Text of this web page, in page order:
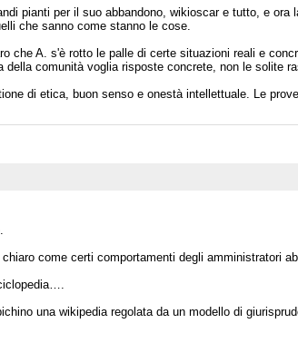
pianti per il suo abbandono, wikioscar e tutto, e
che sanno come stanno le cose.
che A. s'è rotto le palle di certe situazioni reali e
comunità voglia risposte concrete, non le solite
di etica, buon senso e onestà intellettuale. Le
come certi comportamenti degli amministratori
una wikipedia regolata da un modello di